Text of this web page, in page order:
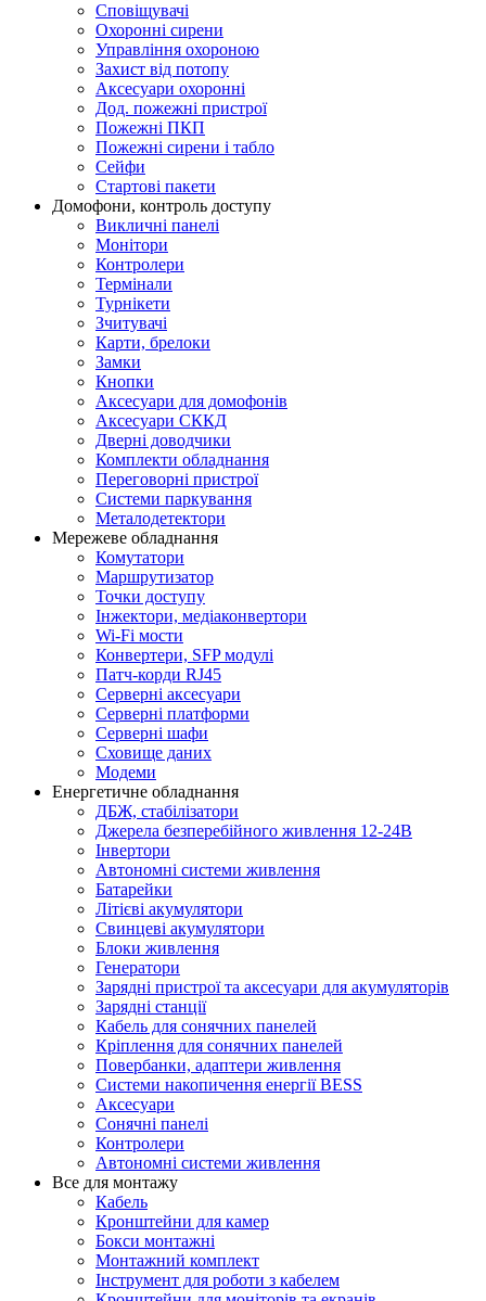
Сповіщувачі
Охоронні сирени
Управління охороною
Захист від потопу
Аксесуари охоронні
Дод. пожежні пристрої
Пожежні ПКП
Пожежні сирени і табло
Сейфи
Стартові пакети
Домофони, контроль доступу
Викличні панелі
Монітори
Контролери
Термінали
Турнікети
Зчитувачі
Карти, брелоки
Замки
Кнопки
Аксесуари для домофонів
Аксесуари СККД
Дверні доводчики
Комплекти обладнання
Переговорні пристрої
Системи паркування
Металодетектори
Мережеве обладнання
Комутатори
Маршрутизатор
Точки доступу
Інжектори, медіаконвертори
Wi-Fi мости
Конвертери, SFP модулі
Патч-корди RJ45
Серверні аксесуари
Серверні платформи
Серверні шафи
Сховище даних
Модеми
Енергетичне обладнання
ДБЖ, стабілізатори
Джерела безперебійного живлення 12-24В
Інвертори
Автономні системи живлення
Батарейки
Літієві акумулятори
Свинцеві акумулятори
Блоки живлення
Генератори
Зарядні пристрої та аксесуари для акумуляторів
Зарядні станції
Кабель для сонячних панелей
Кріплення для сонячних панелей
Повербанки, адаптери живлення
Системи накопичення енергії BESS
Аксесуари
Сонячні панелі
Контролери
Автономні системи живлення
Все для монтажу
Кабель
Кронштейни для камер
Бокси монтажні
Монтажний комплект
Інструмент для роботи з кабелем